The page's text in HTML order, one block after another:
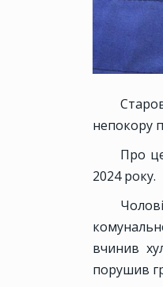
непокору
Про
2024 року.
вчинив
порушив